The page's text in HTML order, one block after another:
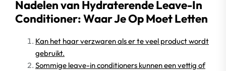
Nadelen van Hydraterende Leave-In
Conditioner: Waar Je Op Moet Letten
Kan het haar verzwaren als er te veel product wordt
gebruikt.
Sommige leave-in conditioners kunnen een vettig of